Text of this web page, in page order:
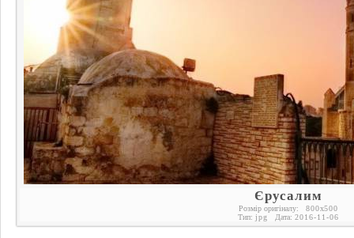
Єрусалим
Розмір оригіналу: 800x500
Тип: jpg Дата: 2016-11-06